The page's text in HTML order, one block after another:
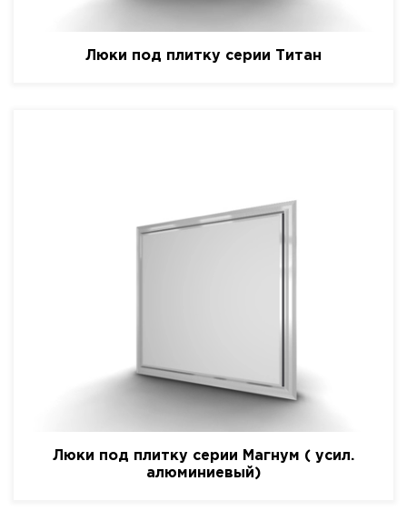
Люки под плитку серии Титан
Люки под плитку серии Магнум ( усил.
алюминиевый)